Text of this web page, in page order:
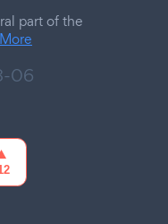
part of the
06